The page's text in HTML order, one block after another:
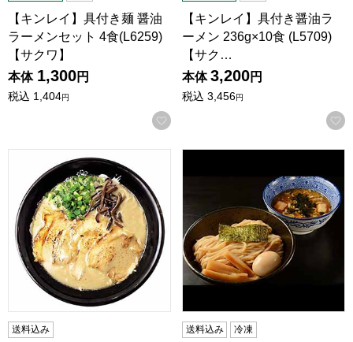
【キンレイ】具付き麺 醤油
ラーメンセット 4食(L6259)
【サクワ】
本体 1,300円
税込 1,404円
お気に入りに登録する
【キンレイ】具付き醤油ラ
ーメン 236g×10食 (L5709)
【サク…
本体 3,200円
税込 3,456円
博多【石田一龍】 ラーメン 9食 (L5872)【サクワ】【直送】
送料込み 送料込み 冷凍